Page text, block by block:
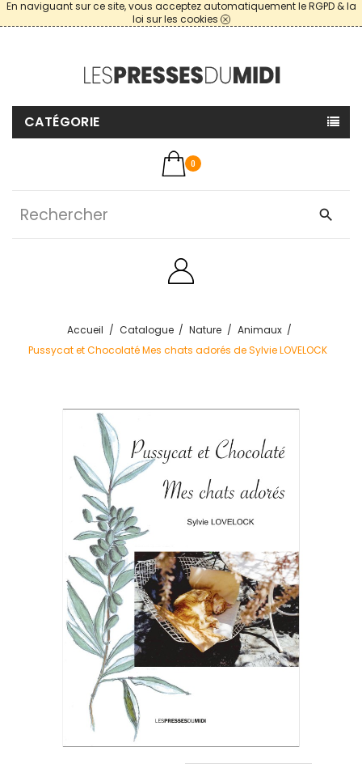
En naviguant sur ce site, vous acceptez automatiquement le RGPD & la
loi sur les cookies
CATÉGORIE
0
search
Accueil Catalogue Nature
Animaux
Pussycat et Chocolaté Mes chats adorés de Sylvie LOVELOCK